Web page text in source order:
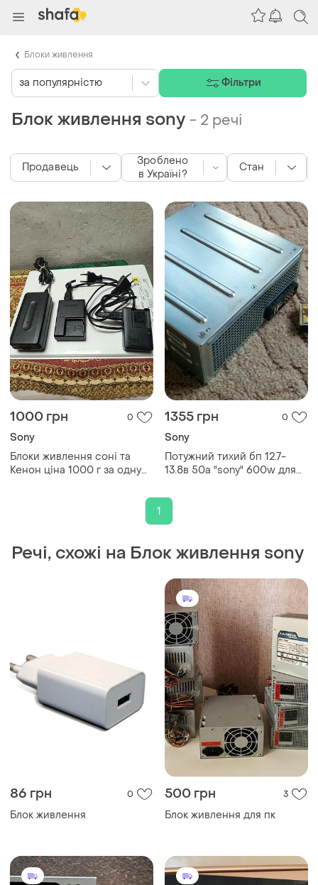
Блок живлення sony - 2 речі
1000 грн 0
Sony
Блоки живлення соні та
Кенон ціна 1000 г за одну
1355 грн 0
Sony
Потужний тихий бп 12.7-
13.8в 50а "sony" 600w для
1
Речі, схожі на Блок живлення sony
86 грн 0
Блок живлення
500 грн 3
Блок живлення для пк
Продавець
Зроблено
в Україні?
Стан
за популярністю Фільтри
Блоки живлення